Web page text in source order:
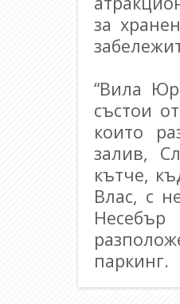
за
“Вила
състои
които
залив,
кътче,
Влас, с
паркинг.